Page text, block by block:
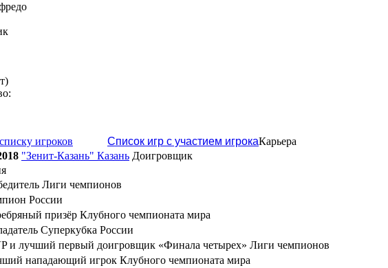
игроков
Список игр с участием игрокаКарьера
"Зенит-Казань" Казань Доигровщик
Лиги чемпионов
России
призёр Клубного чемпионата мира
Суперкубка России
и лучший первый доигровщик «Финала четырех» Лиги чемпионов
нападающий игрок Клубного чемпионата мира